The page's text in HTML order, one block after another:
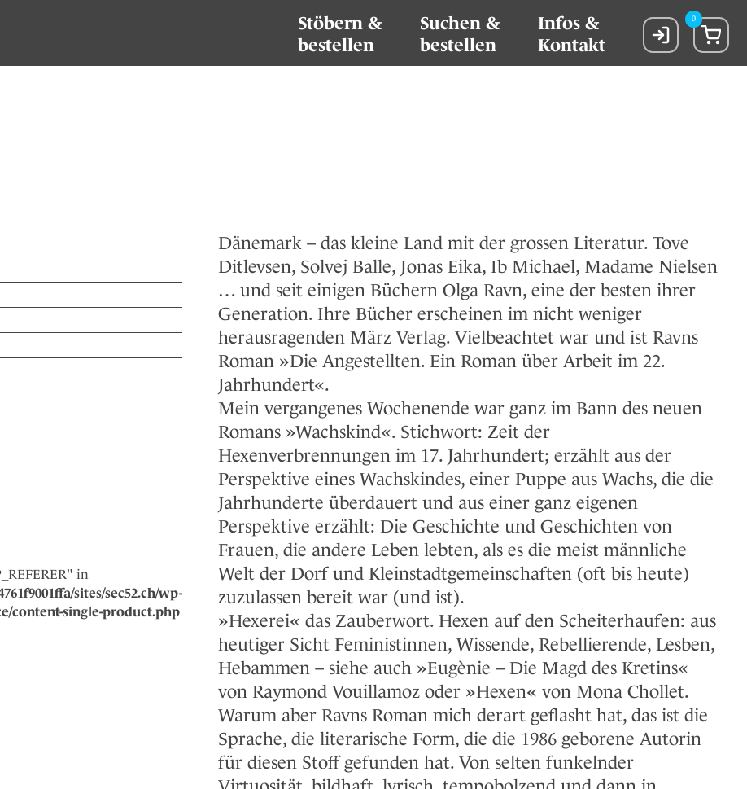
Stöbern &
bestellen
Suchen &
bestellen
Infos &
Kontakt
0
in
sites/sec52.ch/wp-
content-single-product.php
Dänemark – das kleine Land mit der grossen Literatur. Tove
Ditlevsen, Solvej Balle, Jonas Eika, Ib Michael, Madame Nielsen
… und seit einigen Büchern Olga Ravn, eine der besten ihrer
Generation. Ihre Bücher erscheinen im nicht weniger
herausragenden März Verlag. Vielbeachtet war und ist Ravns
Roman »Die Angestellten. Ein Roman über Arbeit im 22.
Jahrhundert«.
Mein vergangenes Wochenende war ganz im Bann des neuen
Romans »Wachskind«. Stichwort: Zeit der
Hexenverbrennungen im 17. Jahrhundert; erzählt aus der
Perspektive eines Wachskindes, einer Puppe aus Wachs, die die
Jahrhunderte überdauert und aus einer ganz eigenen
Perspektive erzählt: Die Geschichte und Geschichten von
Frauen, die andere Leben lebten, als es die meist männliche
Welt der Dorf und Kleinstadtgemeinschaften (oft bis heute)
zuzulassen bereit war (und ist).
»Hexerei« das Zauberwort. Hexen auf den Scheiterhaufen: aus
heutiger Sicht Feministinnen, Wissende, Rebellierende, Lesben,
Hebammen – siehe auch »Eugènie – Die Magd des Kretins«
von Raymond Vouillamoz oder »Hexen« von Mona Chollet.
Warum aber Ravns Roman mich derart geflasht hat, das ist die
Sprache, die literarische Form, die die 1986 geborene Autorin
für diesen Stoff gefunden hat. Von selten funkelnder